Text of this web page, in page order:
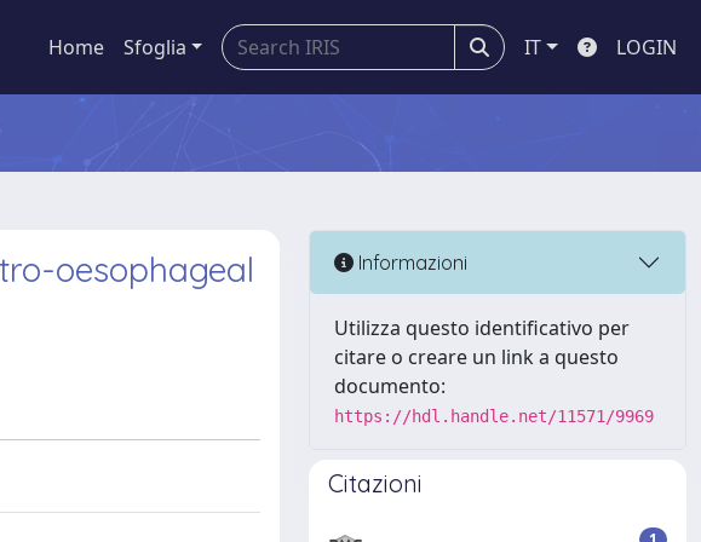
Home Sfoglia IT LOGIN
oesophageal
Informazioni
Utilizza questo identificativo per
citare o creare un link a questo
documento:
https://hdl.handle.net/11571/9969
Citazioni